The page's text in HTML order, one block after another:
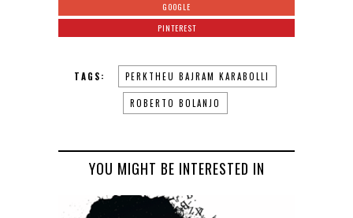
GOOGLE
PINTEREST
TAGS: PERKTHEU BAJRAM KARABOLLI
ROBERTO BOLANJO
YOU MIGHT BE INTERESTED IN